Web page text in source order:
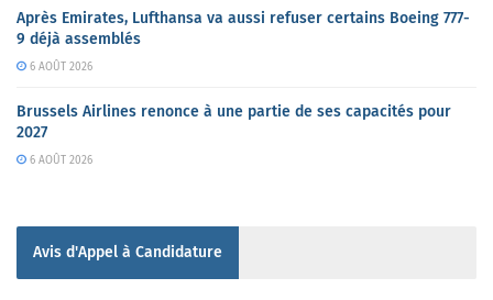
Après Emirates, Lufthansa va aussi refuser certains Boeing 777-
9 déjà assemblés
6 AOÛT 2026
Brussels Airlines renonce à une partie de ses capacités pour
2027
6 AOÛT 2026
Avis d'Appel à Candidature